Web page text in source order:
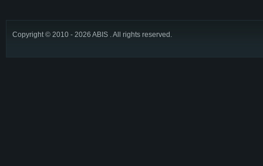
Copyright © 2010 - 2026 ABIS . All rights reserved.